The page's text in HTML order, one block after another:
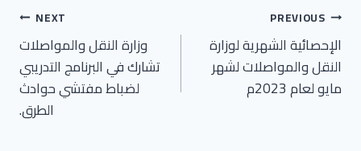
تصفّح
المقالات
PREVIOUS
الإحصائية الشهرية لوزارة
النقل والمواصلات لشهر
مايو لعام 2023م
NEXT
وزارة النقل والمواصلات
تشارك في البرنامج التدريبي
لضباط مفتشي حوادث
الطرق.